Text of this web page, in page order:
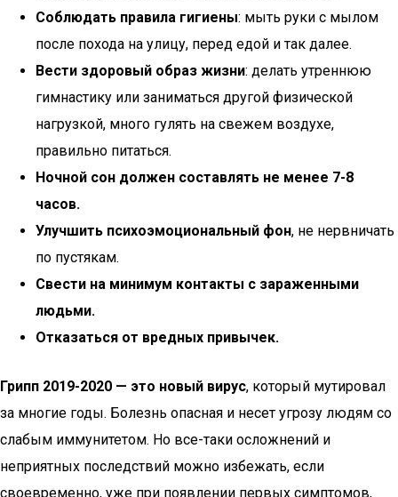
Соблюдать правила гигиены: мыть руки с мылом
после похода на улицу, перед едой и так далее.
Вести здоровый образ жизни: делать утреннюю
гимнастику или заниматься другой физической
нагрузкой, много гулять на свежем воздухе,
правильно питаться.
Ночной сон должен составлять не менее 7-8
часов.
Улучшить психоэмоциональный фон, не нервничать
по пустякам.
Свести на минимум контакты с зараженными
людьми.
Отказаться от вредных привычек.
Грипп 2019-2020 — это новый вирус, который мутировал
за многие годы. Болезнь опасная и несет угрозу людям со
слабым иммунитетом. Но все-таки осложнений и
неприятных последствий можно избежать, если
своевременно, уже при появлении первых симптомов,